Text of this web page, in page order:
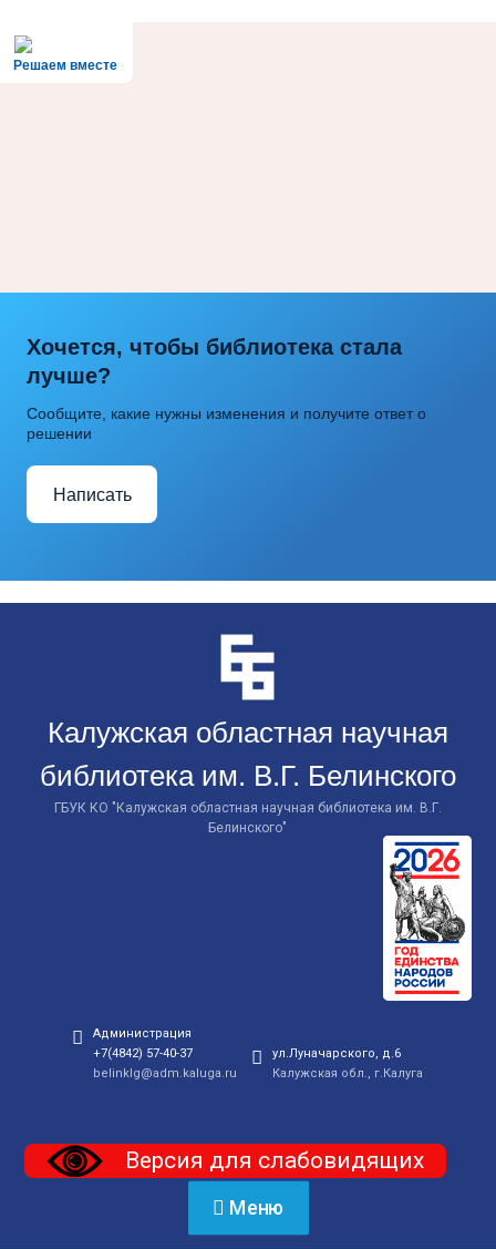
Решаем вместе
Хочется, чтобы библиотека стала
лучше?
Сообщите, какие нужны изменения и получите ответ о
решении
Написать
Калужская областная научная
библиотека им. В.Г. Белинского
ГБУК КО "Калужская областная научная библиотека им. В.Г.
Белинского"
Администрация
+7(4842) 57-40-37
belinklg@adm.kaluga.ru
ул.Луначарского, д.6
Калужская обл., г.Калуга
Версия для слабовидящих
Меню